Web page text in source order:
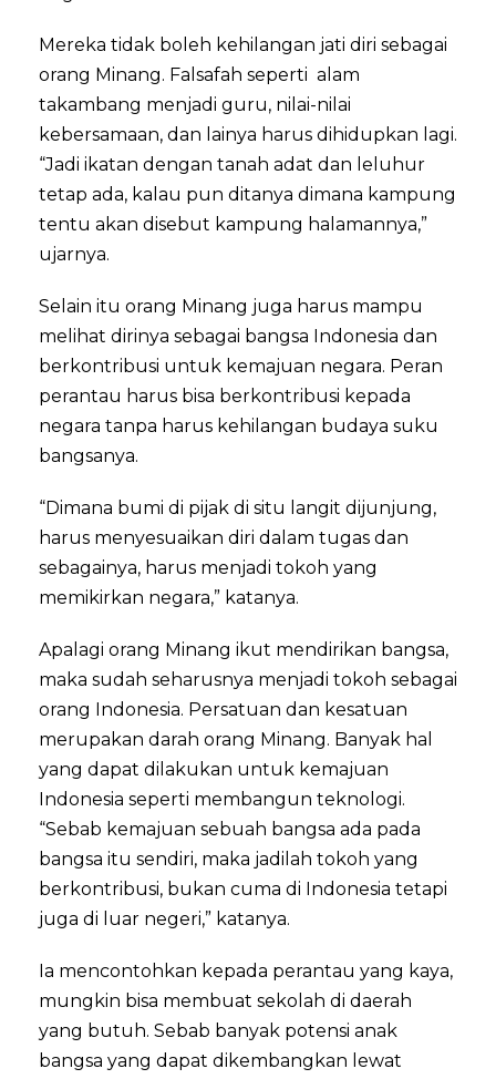
Mereka tidak boleh kehilangan jati diri sebagai
orang Minang. Falsafah seperti alam
takambang menjadi guru, nilai-nilai
kebersamaan, dan lainya harus dihidupkan lagi.
“Jadi ikatan dengan tanah adat dan leluhur
tetap ada, kalau pun ditanya dimana kampung
tentu akan disebut kampung halamannya,”
ujarnya.
Selain itu orang Minang juga harus mampu
melihat dirinya sebagai bangsa Indonesia dan
berkontribusi untuk kemajuan negara. Peran
perantau harus bisa berkontribusi kepada
negara tanpa harus kehilangan budaya suku
bangsanya.
“Dimana bumi di pijak di situ langit dijunjung,
harus menyesuaikan diri dalam tugas dan
sebagainya, harus menjadi tokoh yang
memikirkan negara,” katanya.
Apalagi orang Minang ikut mendirikan bangsa,
maka sudah seharusnya menjadi tokoh sebagai
orang Indonesia. Persatuan dan kesatuan
merupakan darah orang Minang. Banyak hal
yang dapat dilakukan untuk kemajuan
Indonesia seperti membangun teknologi.
“Sebab kemajuan sebuah bangsa ada pada
bangsa itu sendiri, maka jadilah tokoh yang
berkontribusi, bukan cuma di Indonesia tetapi
juga di luar negeri,” katanya.
Ia mencontohkan kepada perantau yang kaya,
mungkin bisa membuat sekolah di daerah
yang butuh. Sebab banyak potensi anak
bangsa yang dapat dikembangkan lewat